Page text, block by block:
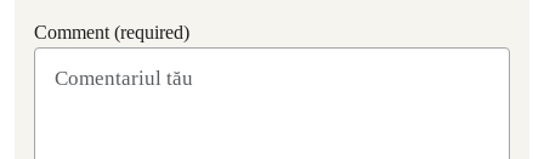
Comment (required)